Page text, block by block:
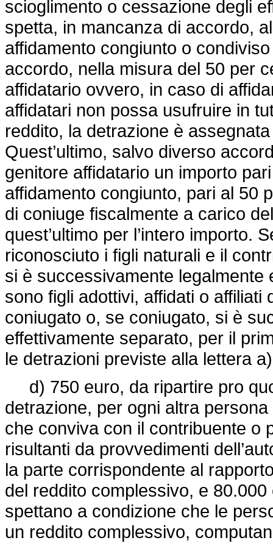
scioglimento o cessazione degli
spetta, in mancanza di accordo,
affidamento congiunto o
accordo, nella misura del 50 per
affidatario ovvero, in caso di
affidatari non possa usufruire in
reddito, la detrazione è
Quest’ultimo, salvo diverso
genitore affidatario un importo
affidamento congiunto, pari al 50
di coniuge fiscalmente a carico
quest’ultimo per l’intero importo.
riconosciuto i figli naturali e il
si è successivamente
sono figli adottivi, affidati o
coniugato o, se coniugato, si è
effettivamente separato, per il
le detrazioni previste alla lettera
d) 750 euro, da ripartire pro
detrazione, per ogni altra
che conviva con il contribuente o
risultanti da provvedimenti
la parte corrispondente al
del reddito complessivo, e
spettano a condizione che le
un reddito complessivo,